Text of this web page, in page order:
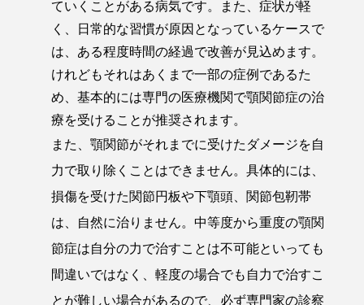
ていくことがある病気です。また、症状が軽
く、日常的な習慣が原因となっているケースで
は、ある程度時間の経過で改善が見込めます。
けれどもそれはあくまで一部の症例であるた
め、基本的には専門の医療機関で顎関節症の治
療を受けることが推奨されます。
また、顎関節がそれまでに受けたダメージを自
力で取り除くことはできません。具体的には、
損傷を受けた関節円板や下顎頭、関節包靭帯
は、自然に治りません。中等度から重度の顎関
節症は自分の力で治すことは不可能といっても
間違いではなく、軽度の場合でも自力で治すこ
とが難しい場合があるので、必ず専門家の診察